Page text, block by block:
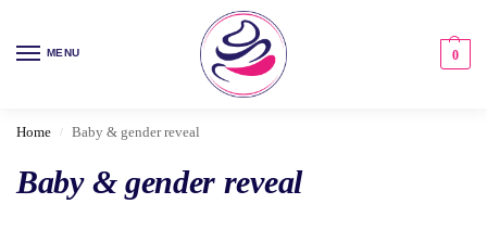
MENU 0
Home / Baby & gender reveal
Baby & gender reveal